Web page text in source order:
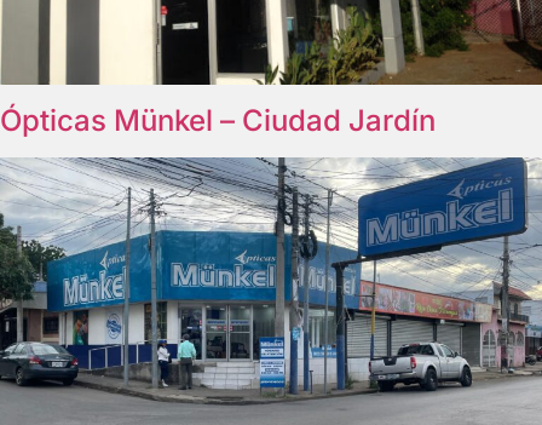
Ópticas Münkel – Ciudad Jardín